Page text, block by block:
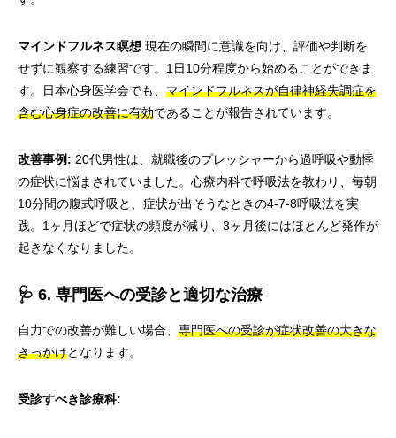
マインドフルネス瞑想 現在の瞬間に意識を向け、評価や判断を
せずに観察する練習です。1日10分程度から始めることができま
す。日本心身医学会でも、 マインドフルネスが自律神経失調症を
含む心身症の改善に有効であることが報告されています。
改善事例: 20代男性は、就職後のプレッシャーから過呼吸や動悸
の症状に悩まされていました。心療内科で呼吸法を教わり、毎朝
10分間の腹式呼吸と、症状が出そうなときの4-7-8呼吸法を実
践。1ヶ月ほどで症状の頻度が減り、3ヶ月後にはほとんど発作が
起きなくなりました。
🩺 6. 専門医への受診と適切な治療
自力での改善が難しい場合、 専門医への受診が症状改善の大きな
きっかけとなります。
受診すべき診療科: